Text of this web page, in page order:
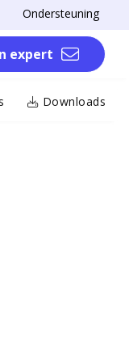
Ondersteuning
expert
Downloads